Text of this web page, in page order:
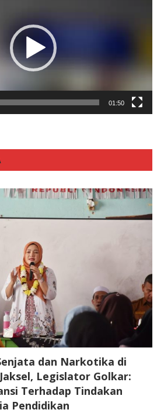
01:50
dan Narkotika di
Legislator Golkar:
Terhadap Tindakan
Pendidikan